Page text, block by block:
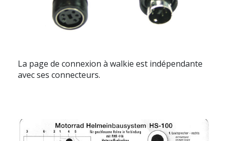
La page de connexion à walkie est indépendante
avec ses connecteurs.